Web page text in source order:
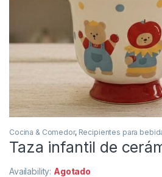
Cocina & Comedor, Recipientes para
Taza infantil de
Availability: Agotado